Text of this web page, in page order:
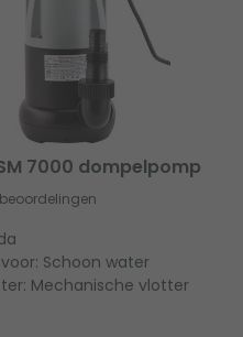
7000 dompelpomp
Schoon water
Mechanische vlotter